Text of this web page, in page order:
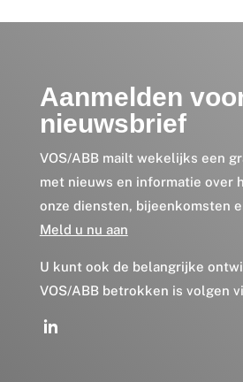
Aanmelden
nieuwsbrief
VOS/ABB mailt wekelijks een
met nieuws en informatie over
onze diensten, bijeenkomsten
Meld u nu aan
U kunt ook de belangrijke
VOS/ABB betrokken is volgen